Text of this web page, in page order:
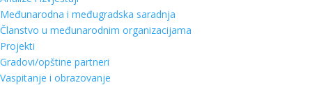
Međunarodna i međugradska saradnja
Članstvo u međunarodnim organizacijama
Projekti
Gradovi/opštine partneri
Vaspitanje i obrazovanje